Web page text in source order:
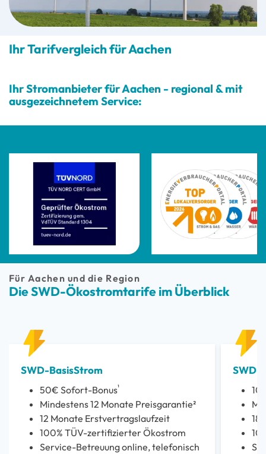
Ihr Tarifvergleich für Aachen
Ihr Stromanbieter für Aachen - regional & mit
ausgezeichnetem Service:
Die SWD-Ökostromtarife im Überblick
Für Aachen und die Region
SWD-BasisStrom
50€ Sofort-Bonus¹
Mindestens 12 Monate Preisgarantie²
12 Monate Erstvertragslaufzeit
100% TÜV-zertifizierter Ökostrom
Service-Betreuung online, telefonisch
SWD-
18